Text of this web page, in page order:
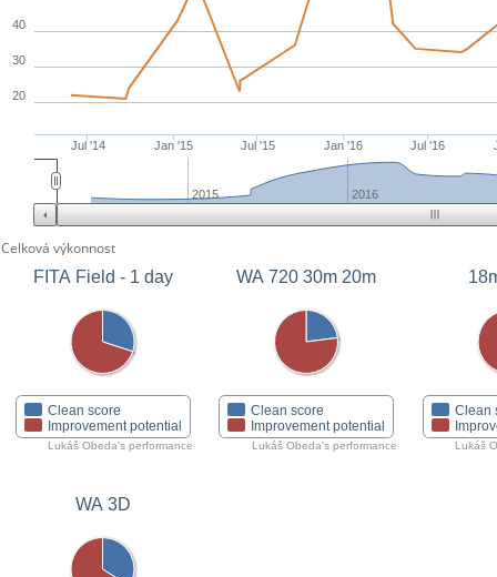
Jul '14 Jan '15 Jul '15 Jan '16 Jul '16
20
30
40
2015 2016
Celková výkonnost
FITA Field - 1 day
Clean score
Improvement potential
Lukáš Obeda's performance
WA 720 30m 20m
Clean score
Improvement potential
Lukáš Obeda's performance
Clean
Lukáš
WA 3D